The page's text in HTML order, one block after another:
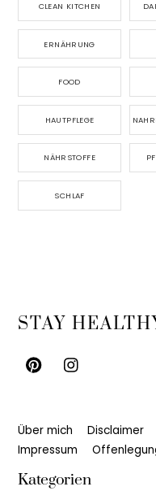
CLEAN KITCHEN
ERNÄHRUNG
FOOD
HAUTPFLEGE
NÄHRSTOFFE
SCHLAF
STAY
Über mich Disclaimer
Impressum
Kategorien